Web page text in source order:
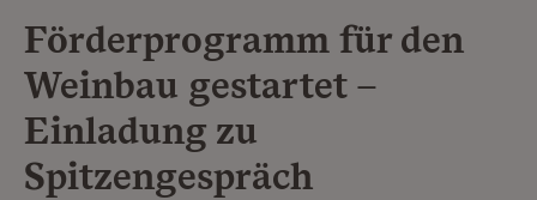
Förderprogramm für den
Weinbau gestartet –
Einladung zu
Spitzengespräch